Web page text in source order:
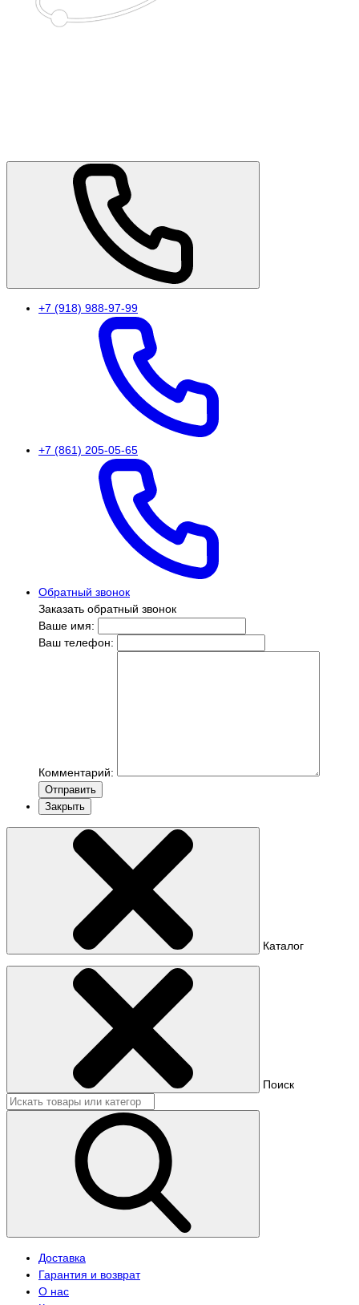
+7 (918) 988-97-99
+7 (861) 205-05-65
Обратный звонок
Заказать обратный звонок
Ваше имя:
Ваш телефон:
Комментарий:
Отправить
Закрыть
Каталог
Поиск
Доставка
Гарантия и возврат
О нас